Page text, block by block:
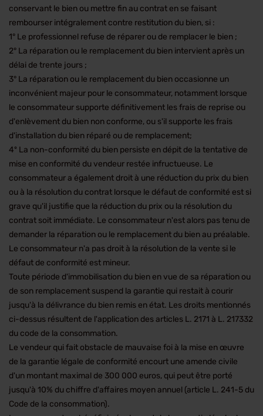
conservant le bien ou mettre fin au contrat en se faisant
rembourser intégralement contre restitution du bien, si :
1° Le professionnel refuse de réparer ou de remplacer le bien ;
2° La réparation ou le remplacement du bien intervient après un
délai de trente jours ;
3° La réparation ou le remplacement du bien occasionne un
inconvénient majeur pour le consommateur, notamment lorsque
le consommateur supporte définitivement les frais de reprise ou
d'enlèvement du bien non conforme, ou s'il supporte les frais
d'installation du bien réparé ou de remplacement;
4º La non-conformité du bien persiste en dépit de la tentative de
mise en conformité du vendeur restée infructueuse. Le
consommateur a également droit à une réduction du prix du bien
ou à la résolution du contrat lorsque le défaut de conformité est si
grave qu'il justifie que la réduction du prix ou la résolution du
contrat soit immédiate. Le consommateur n'est alors pas tenu de
demander la réparation ou le remplacement du bien au préalable.
Le consommateur n'a pas droit à la résolution de la vente si le
défaut de conformité est mineur.
Toute période d'immobilisation du bien en vue de sa réparation ou
de son remplacement suspend la garantie qui restait à courir
jusqu'à la délivrance du bien remis en état. Les droits mentionnés
ci-dessus résultent de l'application des articles L. 2171 à L. 217332
du code de la consommation.
Le vendeur qui fait obstacle de mauvaise foi à la mise en œuvre
de la garantie légale de conformité encourt une amende civile
d'un montant maximal de 300 000 euros, qui peut être porté
jusqu'à 10% du chiffre d'affaires moyen annuel (article L. 241-5 du
Code de la consommation).